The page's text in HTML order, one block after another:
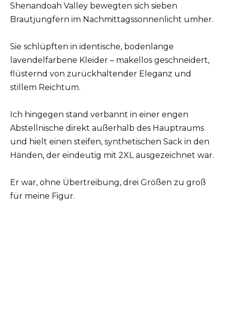
Shenandoah Valley bewegten sich sieben
Brautjungfern im Nachmittagssonnenlicht umher.
Sie schlüpften in identische, bodenlange
lavendelfarbene Kleider – makellos geschneidert,
flüsternd von zurückhaltender Eleganz und
stillem Reichtum.
Ich hingegen stand verbannt in einer engen
Abstellnische direkt außerhalb des Hauptraums
und hielt einen steifen, synthetischen Sack in den
Händen, der eindeutig mit 2XL ausgezeichnet war.
Er war, ohne Übertreibung, drei Größen zu groß
für meine Figur.